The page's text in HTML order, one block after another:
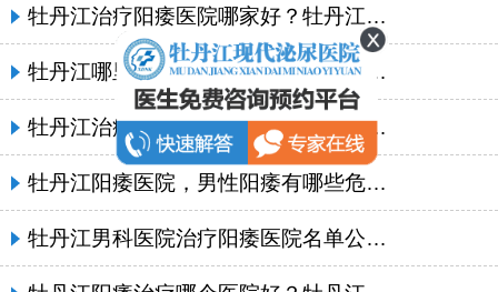
牡丹江治疗阳痿医院哪家好？牡丹江现代泌尿男科医院
牡丹江哪里治疗阳痿比较好？牡丹江现代泌尿男科医院
牡丹江治疗阳痿早泄哪家好？牡丹江现代泌尿医院
牡丹江阳痿医院，男性阳痿有哪些危害?
牡丹江男科医院治疗阳痿医院名单公布？牡丹江现代泌尿男科医院